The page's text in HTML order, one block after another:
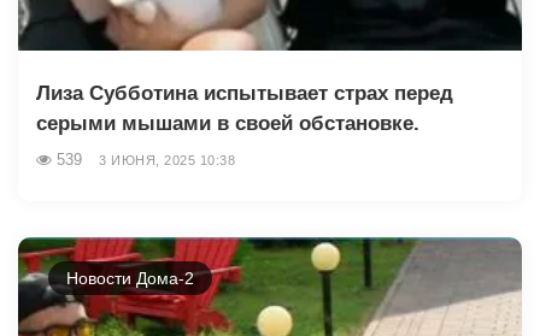
Лиза Субботина испытывает страх перед
серыми мышами в своей обстановке.
539 3 ИЮНЯ, 2025 10:38
Новости Дома-2